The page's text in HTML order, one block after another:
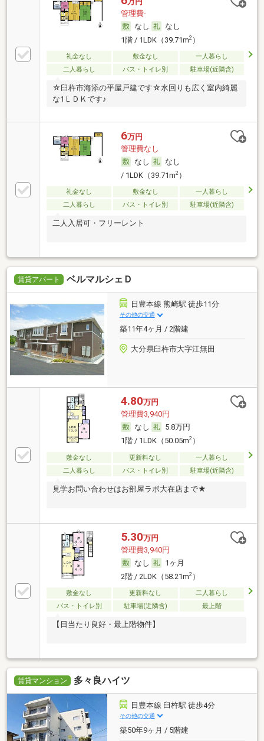
管理費-
なし
なし
1階 / 1LDK（39.71m2）
礼金なし 敷金なし
一人暮らし
二人暮らし
バス・トイレ別 駐車場(近隣含)
☆臼杵市海添の平屋戸建です☆水回りも広く室内綺麗
な1ＬＤＫです♪
6万円
管理費なし
なし
なし
/ 1LDK（39.71m2）
礼金なし 敷金なし
一人暮らし
二人暮らし
バス・トイレ別 駐車場(近隣含)
二人入居可・フリーレント
賃貸アパート ベルマルシェＤ
日豊本線 熊崎駅 徒歩11分
その他の交通
築11年4ヶ月 / 2階建
大分県臼杵市大字江無田
4.80万円
管理費3,940円
なし
5.8万円
1階 / 1LDK（50.05m2）
敷金なし 更新料なし
一人暮らし
二人暮らし
バス・トイレ別 駐車場(近隣含)
見学お問い合わせはお部屋ラボ大在店まで★
5.30万円
管理費3,940円
なし
1ヶ月
2階 / 2LDK（58.21m2）
敷金なし 更新料なし
二人暮らし
バス・トイレ別
駐車場(近隣含) 最上階
【日当たり良好・最上階物件】
賃貸マンション 多々良ハイツ
日豊本線 臼杵駅 徒歩4分
その他の交通
築50年9ヶ月 / 5階建